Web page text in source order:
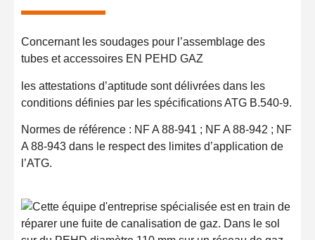
Concernant les soudages pour l’assemblage des
tubes et accessoires EN PEHD GAZ
les attestations d’aptitude sont délivrées dans les
conditions définies par les spécifications ATG B.540-9.
Normes de référence : NF A 88-941 ; NF A 88-942 ; NF
A 88-943 dans le respect des limites d’application de
l’ATG.